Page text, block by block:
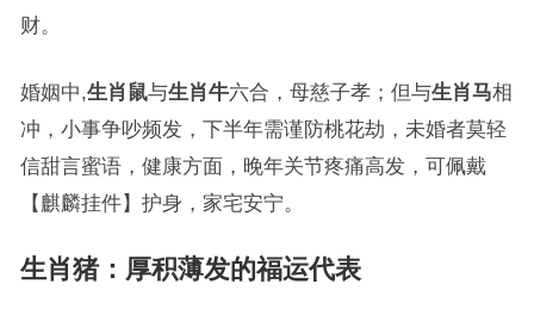
财。
婚姻中,生肖鼠与生肖牛六合，母慈子孝；但与生肖马相
冲，小事争吵频发，下半年需谨防桃花劫，未婚者莫轻
信甜言蜜语，健康方面，晚年关节疼痛高发，可佩戴
【麒麟挂件】护身，家宅安宁。
生肖猪：厚积薄发的福运代表